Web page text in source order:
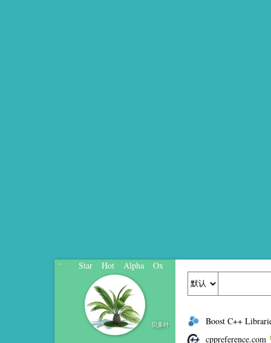
Star Hot Alpha Ox
贝多叶
Boost C++
cppreference.com